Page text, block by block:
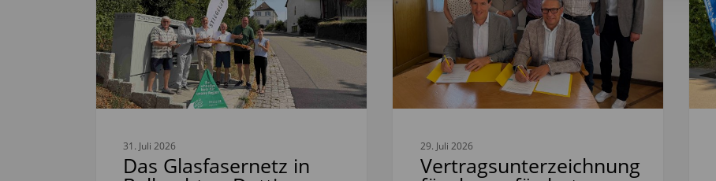
31. Juli 2026
Das Glasfasernetz in
29. Juli 2026
Vertragsunterzeichnung